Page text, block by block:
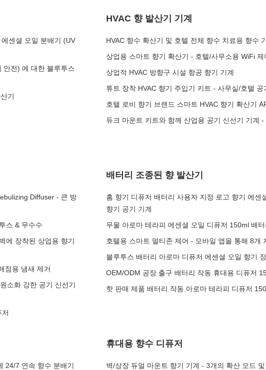
센셜 오일 분배기 (UV
안전) 에 대한 블루투스
기
HVAC 향 발산기 기계
HVAC 향수 확산기 및 호텔 전체 향수 치료용 향수
상업용 스마트 향기 확산기 - 호텔/사무소용 WiFi
상업적 HVAC 방향구 시설 항공 향기 기계
튜트 장착 HVAC 향기 주입기 키트 - 사무실/호텔
호텔 로비 향기 브랜드 스마트 HVAC 향기 확산기
듀크 마운트 키트와 함께 산업용 공기 신선기 기계
Diffuser - 큰 방
스 & 무수수
에 장착된 상업용 향기
점용 냄새 제거
소화 강한 공기 신선기
배터리 조종된 향 발산기
홈 향기 디퓨저 배터리 사용자 지정 로고 향기 에센
향기 공기 기계
무물 아로마 테라피 에센셜 오일 디퓨저 150ml 배
호텔용 스마트 멀티존 제어 - 모바일 앱을 통해 8개
블루투스 배터리 아로마 디퓨저 에센셜 오일 향기
OEM/ODM 공장 출구 배터리 작동 휴대용 디퓨저
핫 판매 제품 배터리 작동 아로마 테라피 디퓨저
24/7 연속 향수 분배기
휴대용 향수 디퓨저
벽/상장 듀얼 마운트 향기 기계 - 3개의 확산 모드